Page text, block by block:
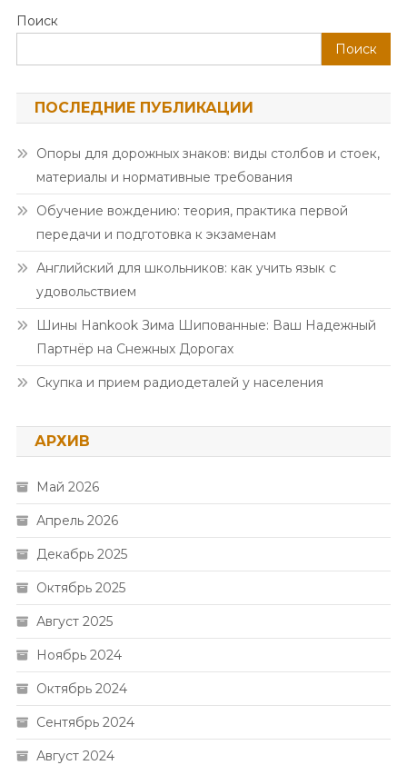
Поиск
Поиск
ПОСЛЕДНИЕ ПУБЛИКАЦИИ
Опоры для дорожных знаков: виды столбов и стоек,
материалы и нормативные требования
Обучение вождению: теория, практика первой
передачи и подготовка к экзаменам
Английский для школьников: как учить язык с
удовольствием
Шины Hankook Зима Шипованные: Ваш Надежный
Партнёр на Снежных Дорогах
Скупка и прием радиодеталей у населения
АРХИВ
Май 2026
Апрель 2026
Декабрь 2025
Октябрь 2025
Август 2025
Ноябрь 2024
Октябрь 2024
Сентябрь 2024
Август 2024